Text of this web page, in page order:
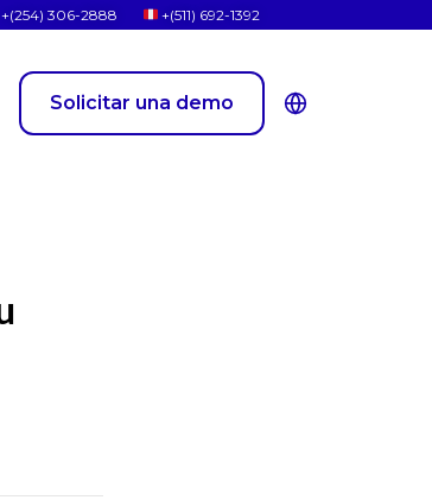
+(254) 306-2888 +(511) 692-1392
Solicitar una demo